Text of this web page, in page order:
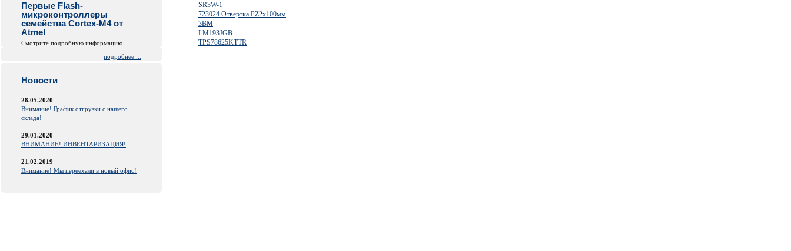
Первые Flash-
микроконтроллеры
семейства Cortex-M4 от
Atmel
Смотрите подробную информацию...
подробнее ...
Новости
28.05.2020
Внимание! График отгрузки с нашего
склада!
29.01.2020
ВНИМАНИЕ! ИНВЕНТАРИЗАЦИЯ!
21.02.2019
Внимание! Мы переехали в новый офис!
SR3W-1
723024 Отвертка PZ2x100мм
3ВМ
LM193JGB
TPS78625KTTR